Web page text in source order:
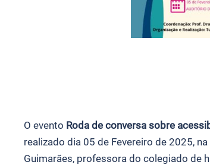
O evento Roda de conversa sobre
realizado dia 05 de Fevereiro de 2025,
Guimarães, professora do colegiado de